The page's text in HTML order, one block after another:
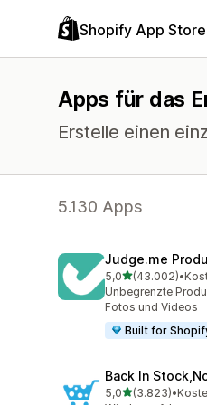
Shopify App Store
Apps für das
Erstelle einen
5.130 Apps
Judge.me
5,0von 5 Sternen
(43.002)
43002 •
Unbegrenzte
Fotos und Videos
Built for
Back In
5,0von 5 Sternen
(3.823)
3823 •